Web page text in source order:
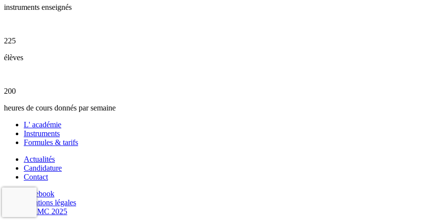
instruments enseignés
225
élèves
200
heures de cours donnés par semaine
L' académie
Instruments
Formules & tarifs
Actualités
Candidature
Contact
Facebook
Mentions légales
© AMC 2025